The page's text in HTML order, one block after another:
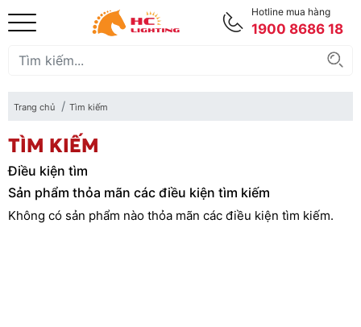
Hotline mua hàng
1900 8686 18
Trang chủ Tìm kiếm
TÌM KIẾM
Điều kiện tìm
Sản phẩm thỏa mãn các điều kiện tìm kiếm
Không có sản phẩm nào thỏa mãn các điều kiện tìm kiếm.